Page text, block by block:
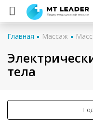
Главная Массаж
тела